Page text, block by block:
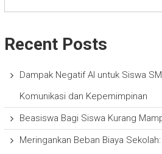
Recent Posts
Dampak Negatif AI untuk Siswa
Komunikasi dan Kepemimpinan
Beasiswa Bagi Siswa Kurang
Meringankan Beban Biaya